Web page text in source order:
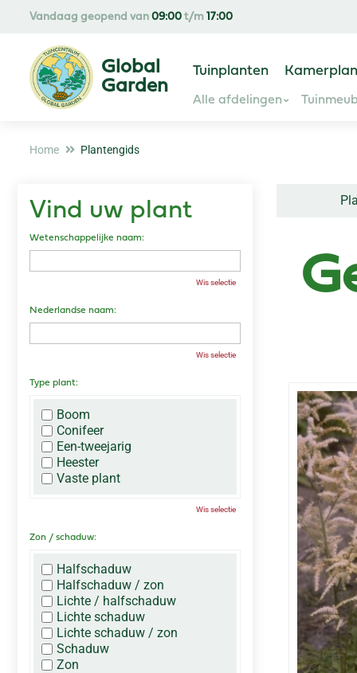
Home Plantengids
Vandaag geopend van 09:00 t/m 17:00
Tuinplanten
Alle afdelingen
Vind uw plant
Wetenschappelijke naam:
Wis selectie
Nederlandse naam:
Wis selectie
Type plant:
Boom
Conifeer
Een-tweejarig
Heester
Vaste plant
Wis selectie
Zon / schaduw:
Halfschaduw
Halfschaduw / zon
Lichte / halfschaduw
Lichte schaduw
Lichte schaduw / zon
Schaduw
Zon